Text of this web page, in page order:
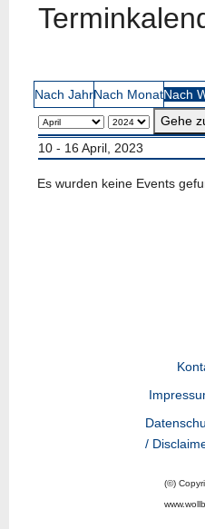
Nach JahrNach MonatNach
Gehe
10 - 16 April, 2023
Es wurden keine Events
/
(©)